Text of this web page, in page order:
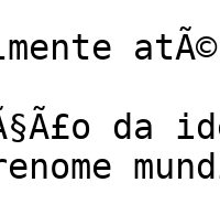
da